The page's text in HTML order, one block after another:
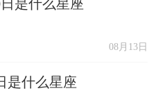
是什么星座
08月13日
是什么星座